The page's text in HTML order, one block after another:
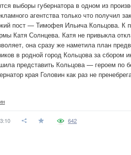
выборы губернатора в одном из
агентства только что получил
пост — Тимофея Ильича Кольцова. К
Катя Солнцева. Катя не привыкла
она сразу же наметила план
в родной город Кольцова за сбором
представить Кольцова — героем по
края Головин как раз не
642